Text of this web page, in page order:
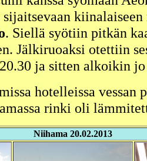
sijaitsevaan
. Siellä syötiin pitkän
Jälkiruoaksi otettiin
ja sitten alkoikin
hotelleissa vessan
rinki oli
Niihama 20.02.2013